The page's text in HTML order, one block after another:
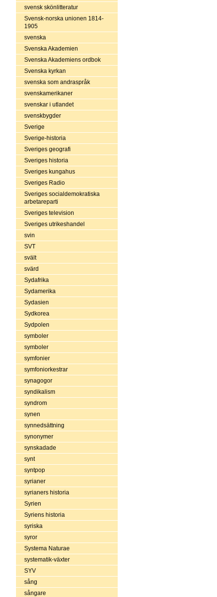
svensk skönlitteratur
Svensk-norska unionen 1814-
1905
svenska
Svenska Akademien
Svenska Akademiens ordbok
Svenska kyrkan
svenska som andraspråk
svenskamerikaner
svenskar i utlandet
svenskbygder
Sverige
Sverige-historia
Sveriges geografi
Sveriges historia
Sveriges kungahus
Sveriges Radio
Sveriges socialdemokratiska
arbetareparti
Sveriges television
Sveriges utrikeshandel
svin
SVT
svält
svärd
Sydafrika
Sydamerika
Sydasien
Sydkorea
Sydpolen
symboler
symboler
symfonier
symfoniorkestrar
synagogor
syndikalism
syndrom
synen
synnedsättning
synonymer
synskadade
synt
syntpop
syrianer
syrianers historia
Syrien
Syriens historia
syriska
syror
Systema Naturae
systematik-växter
SYV
sång
sångare